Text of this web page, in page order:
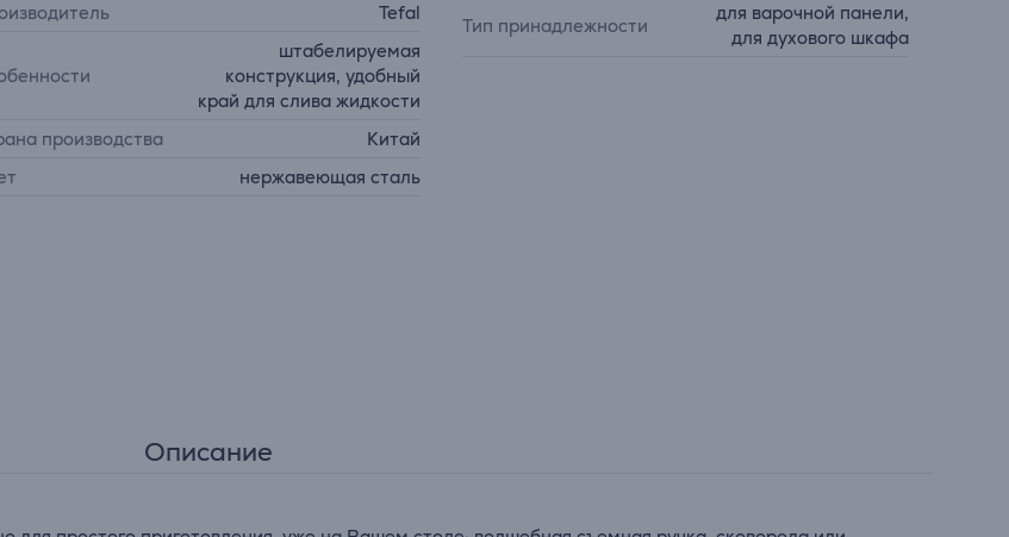
Tefal
штабелируемая
конструкция, удобный
край для слива жидкости
производства
Китай
нержавеющая сталь
Тип принадлежности
для варочной панели,
для духового шкафа
Описание